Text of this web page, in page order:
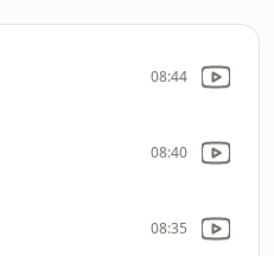
08:44
08:40
08:35